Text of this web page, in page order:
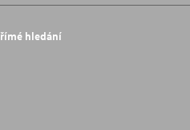
hledání